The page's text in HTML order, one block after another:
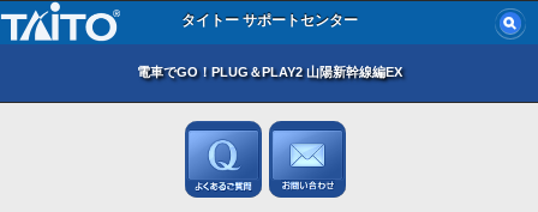
タイトー サポートセンター
電車でGO！PLUG＆PLAY2 山陽新幹線編EX